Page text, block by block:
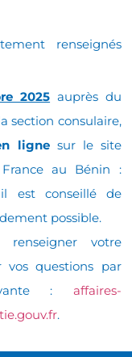
renseignés
2025 auprès du
section consulaire,
lignesur le site
au Bénin :
est conseillé de
possible.
votre
vos questions par
: affaires-
.